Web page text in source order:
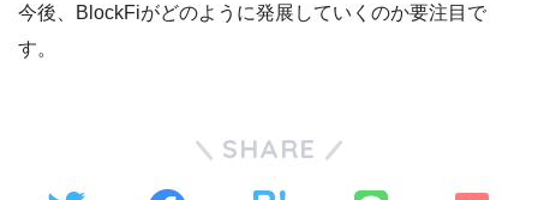
今後、BlockFiがどのように発展していくのか要注目で
す。
SHARE